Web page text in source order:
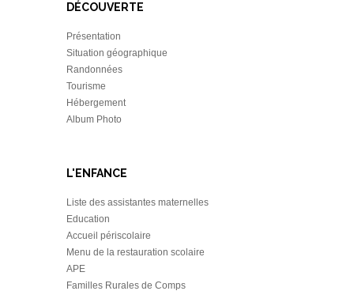
DÉCOUVERTE
Présentation
Situation géographique
Randonnées
Tourisme
Hébergement
Album Photo
L'ENFANCE
Liste des assistantes maternelles
Education
Accueil périscolaire
Menu de la restauration scolaire
APE
Familles Rurales de Comps